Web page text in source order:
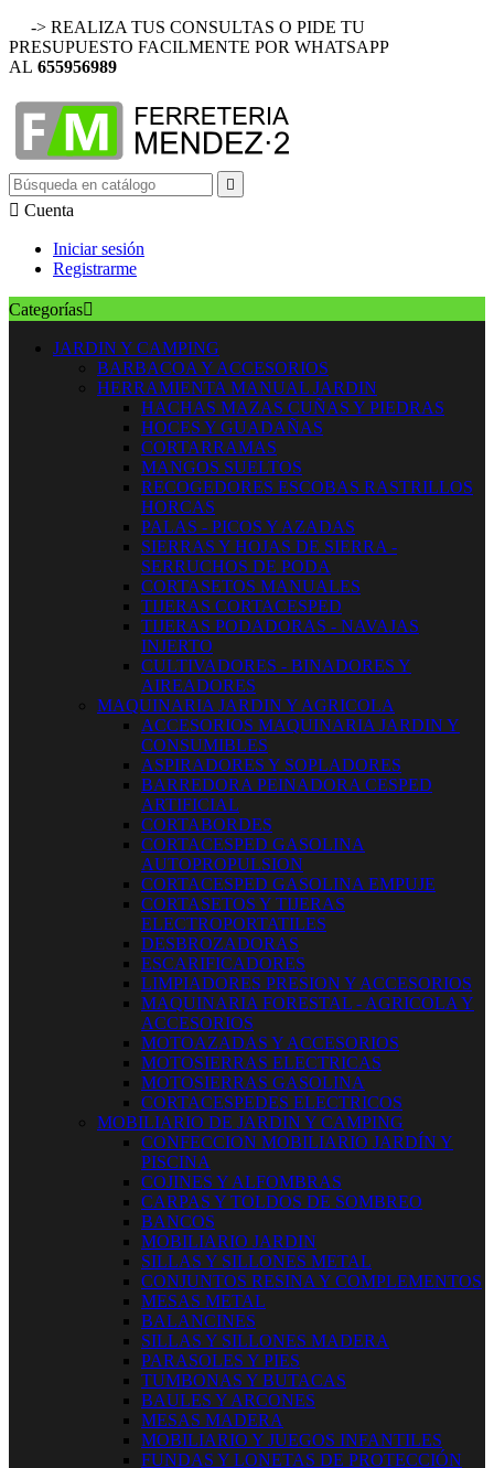
-> REALIZA TUS CONSULTAS O PIDE TU
PRESUPUESTO FACILMENTE POR WHATSAPP
AL 655956989

 Cuenta
Iniciar sesión
Registrarme
Categorías
JARDIN Y CAMPING
BARBACOA Y ACCESORIOS
HERRAMIENTA MANUAL JARDIN
HACHAS MAZAS CUÑAS Y PIEDRAS
HOCES Y GUADAÑAS
CORTARRAMAS
MANGOS SUELTOS
RECOGEDORES ESCOBAS RASTRILLOS
HORCAS
PALAS - PICOS Y AZADAS
SIERRAS Y HOJAS DE SIERRA -
SERRUCHOS DE PODA
CORTASETOS MANUALES
TIJERAS CORTACESPED
TIJERAS PODADORAS - NAVAJAS
INJERTO
CULTIVADORES - BINADORES Y
AIREADORES
MAQUINARIA JARDIN Y AGRICOLA
ACCESORIOS MAQUINARIA JARDIN Y
CONSUMIBLES
ASPIRADORES Y SOPLADORES
BARREDORA PEINADORA CESPED
ARTIFICIAL
CORTABORDES
CORTACESPED GASOLINA
AUTOPROPULSION
CORTACESPED GASOLINA EMPUJE
CORTASETOS Y TIJERAS
ELECTROPORTATILES
DESBROZADORAS
ESCARIFICADORES
LIMPIADORES PRESION Y ACCESORIOS
MAQUINARIA FORESTAL - AGRICOLA Y
ACCESORIOS
MOTOAZADAS Y ACCESORIOS
MOTOSIERRAS ELECTRICAS
MOTOSIERRAS GASOLINA
CORTACESPEDES ELECTRICOS
MOBILIARIO DE JARDIN Y CAMPING
CONFECCION MOBILIARIO JARDÍN Y
PISCINA
COJINES Y ALFOMBRAS
CARPAS Y TOLDOS DE SOMBREO
BANCOS
MOBILIARIO JARDIN
SILLAS Y SILLONES METAL
CONJUNTOS RESINA Y COMPLEMENTOS
MESAS METAL
BALANCINES
SILLAS Y SILLONES MADERA
PARASOLES Y PIES
TUMBONAS Y BUTACAS
BAULES Y ARCONES
MESAS MADERA
MOBILIARIO Y JUEGOS INFANTILES
FUNDAS Y LONETAS DE PROTECCIÓN